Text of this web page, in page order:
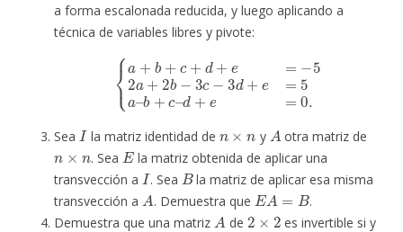
a forma escalonada reducida, y luego aplicando a
técnica de variables libres y pivote:
+ + = − a 2 b 5a
d +e =
Sea
I
la matriz identidad de y
A
otra matriz de
n×n
. Sea
E
la matriz obtenida de aplicar una
transvección a
I
. Sea
B
la matriz de aplicar esa misma
transvección a
A
. Demuestra que
EA=B
.
Demuestra que una matriz
A
de
2×2
es invertible si y